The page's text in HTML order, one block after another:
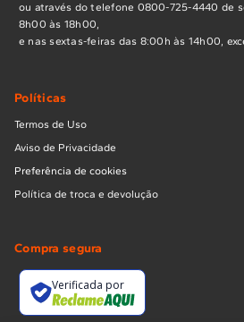
ou através do telefone 0800-725-4440 de
8h00 às 18h00,
e nas sextas-feiras das 8:00h às 14h00,
Políticas
Termos de Uso
Aviso de Privacidade
Preferência de cookies
Política de troca e devolução
Compra segura
Verificada por